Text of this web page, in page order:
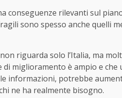
conseguenze rilevanti sul
sono spesso anche quelli
riguarda solo l’Italia, ma
di miglioramento è ampio e
informazioni, potrebbe
ne ha realmente bisogno.